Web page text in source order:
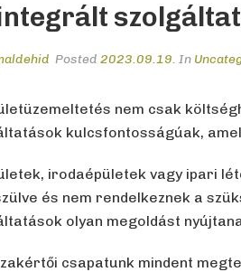
Posted 2023.09.19. In
nem csak
kulcsfontosságúak,
irodaépületek vagy ipari
és nem rendelkeznek a
olyan megoldást
csapatunk mindent